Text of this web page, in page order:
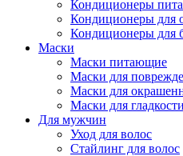
Кондиционеры
Кондиционеры для
Кондиционеры для
Маски
Маски питающие
Маски для
Маски для
Маски для
Для мужчин
Уход для волос
Стайлинг для волос